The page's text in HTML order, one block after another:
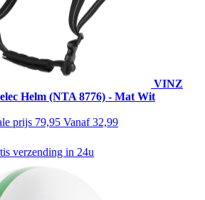
VINZ
Helm (NTA 8776) - Mat Wit
prijs 79,95 Vanaf 32,99
verzending in 24u